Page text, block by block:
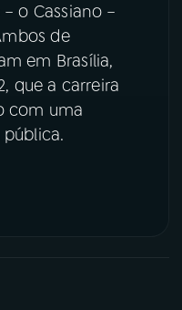
o Cassiano –
de
em Brasília,
que a carreira
com uma